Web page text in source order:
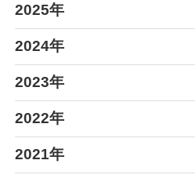
2025年
2024年
2023年
2022年
2021年